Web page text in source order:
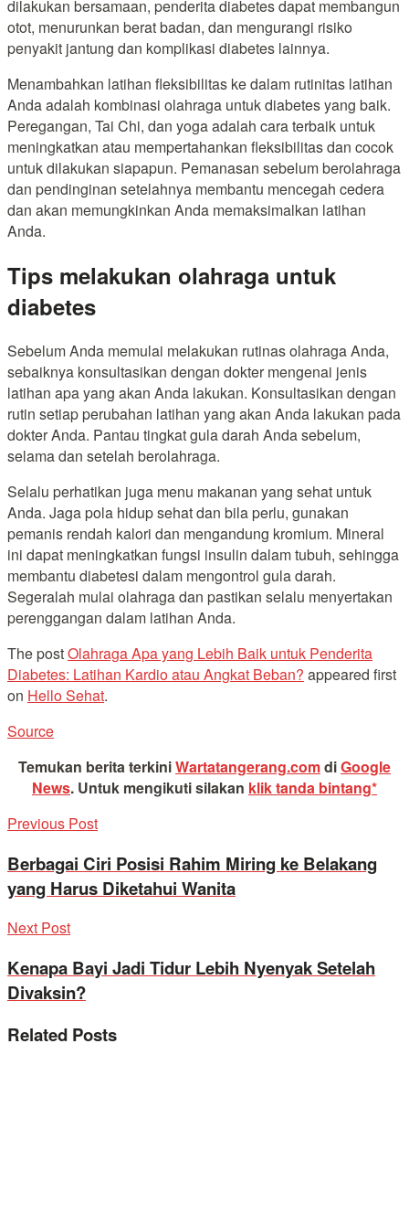
dilakukan bersamaan, penderita diabetes dapat membangun
otot, menurunkan berat badan, dan mengurangi risiko
penyakit jantung dan komplikasi diabetes lainnya.
Menambahkan latihan fleksibilitas ke dalam rutinitas latihan
Anda adalah kombinasi olahraga untuk diabetes yang baik.
Peregangan, Tai Chi, dan yoga adalah cara terbaik untuk
meningkatkan atau mempertahankan fleksibilitas dan cocok
untuk dilakukan siapapun. Pemanasan sebelum berolahraga
dan pendinginan setelahnya membantu mencegah cedera
dan akan memungkinkan Anda memaksimalkan latihan
Anda.
Tips melakukan olahraga untuk
diabetes
Sebelum Anda memulai melakukan rutinas olahraga Anda,
sebaiknya konsultasikan dengan dokter mengenai jenis
latihan apa yang akan Anda lakukan. Konsultasikan dengan
rutin setiap perubahan latihan yang akan Anda lakukan pada
dokter Anda. Pantau tingkat gula darah Anda sebelum,
selama dan setelah berolahraga.
Selalu perhatikan juga menu makanan yang sehat untuk
Anda. Jaga pola hidup sehat dan bila perlu, gunakan
pemanis rendah kalori dan mengandung kromium. Mineral
ini dapat meningkatkan fungsi insulin dalam tubuh, sehingga
membantu diabetesi dalam mengontrol gula darah.
Segeralah mulai olahraga dan pastikan selalu menyertakan
perenggangan dalam latihan Anda.
The postOlahraga Apa yang Lebih Baik untuk Penderita
Diabetes: Latihan Kardio atau Angkat Beban? appeared first
on Hello Sehat.
Source
Temukan berita terkiniWartatangerang.comdiGoogle
News. Untuk mengikuti silakan klik tanda bintang*
Previous Post
Berbagai Ciri Posisi Rahim Miring ke Belakang
yang Harus Diketahui Wanita
Next Post
Kenapa Bayi Jadi Tidur Lebih Nyenyak Setelah
Divaksin?
Related Posts